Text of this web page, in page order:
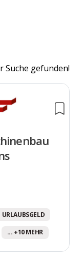
Suche gefunden!
URLAUBSGELD
... +10 MEHR